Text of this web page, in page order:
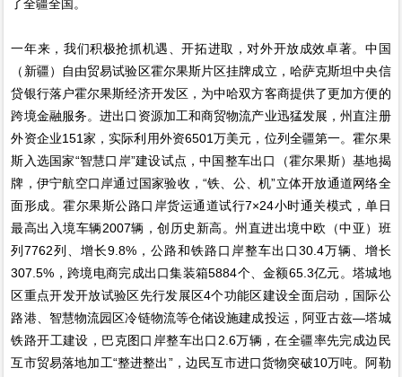
了全疆全国。
一年来，我们积极抢抓机遇、开拓进取，对外开放成效卓著。中国
（新疆）自由贸易试验区霍尔果斯片区挂牌成立，哈萨克斯坦中央信
贷银行落户霍尔果斯经济开发区，为中哈双方客商提供了更加方便的
跨境金融服务。进出口资源加工和商贸物流产业迅猛发展，州直注册
外资企业151家，实际利用外资6501万美元，位列全疆第一。霍尔果
斯入选国家“智慧口岸”建设试点，中国整车出口（霍尔果斯）基地揭
牌，伊宁航空口岸通过国家验收，“铁、公、机”立体开放通道网络全
面形成。霍尔果斯公路口岸货运通道试行7×24小时通关模式，单日
最高出入境车辆2007辆，创历史新高。州直进出境中欧（中亚）班
列7762列、增长9.8%，公路和铁路口岸整车出口30.4万辆、增长
307.5%，跨境电商完成出口集装箱5884个、金额65.3亿元。塔城地
区重点开发开放试验区先行发展区4个功能区建设全面启动，国际公
路港、智慧物流园区冷链物流等仓储设施建成投运，阿亚古兹—塔城
铁路开工建设，巴克图口岸整车出口2.6万辆，在全疆率先完成边民
互市贸易落地加工“整进整出”，边民互市进口货物突破10万吨。阿勒